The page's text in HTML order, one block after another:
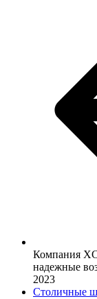
Компания
надежные
2023
Столичные